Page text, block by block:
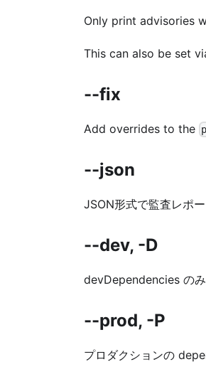
Only print advisories
This can also be set
--fix
Add overrides to the
--json
JSON形式で監査レポー
--dev, -D
devDependencies のみ
--prod, -P
プロダクションの